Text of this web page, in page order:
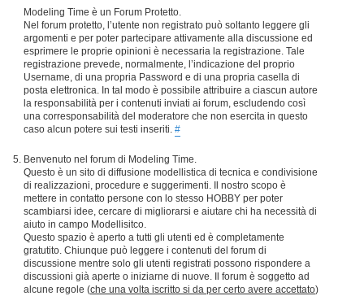
Modeling Time è un Forum Protetto.
Nel forum protetto, l’utente non registrato può soltanto leggere gli
argomenti e per poter partecipare attivamente alla discussione ed
esprimere le proprie opinioni è necessaria la registrazione. Tale
registrazione prevede, normalmente, l’indicazione del proprio
Username, di una propria Password e di una propria casella di
posta elettronica. In tal modo è possibile attribuire a ciascun autore
la responsabilità per i contenuti inviati ai forum, escludendo così
una corresponsabilità del moderatore che non esercita in questo
caso alcun potere sui testi inseriti. #
Benvenuto nel forum di Modeling Time.
Questo è un sito di diffusione modellistica di tecnica e condivisione
di realizzazioni, procedure e suggerimenti. Il nostro scopo è
mettere in contatto persone con lo stesso HOBBY per poter
scambiarsi idee, cercare di migliorarsi e aiutare chi ha necessità di
aiuto in campo Modellisitco.
Questo spazio è aperto a tutti gli utenti ed è completamente
gratutito. Chiunque può leggere i contenuti del forum di
discussione mentre solo gli utenti registrati possono rispondere a
discussioni già aperte o iniziarne di nuove. Il forum è soggetto ad
alcune regole (che una volta iscritto si da per certo avere accettato)